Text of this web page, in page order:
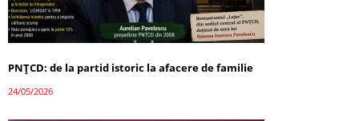
PNȚCD: de la partid istoric la afacere de familie
24/05/2026